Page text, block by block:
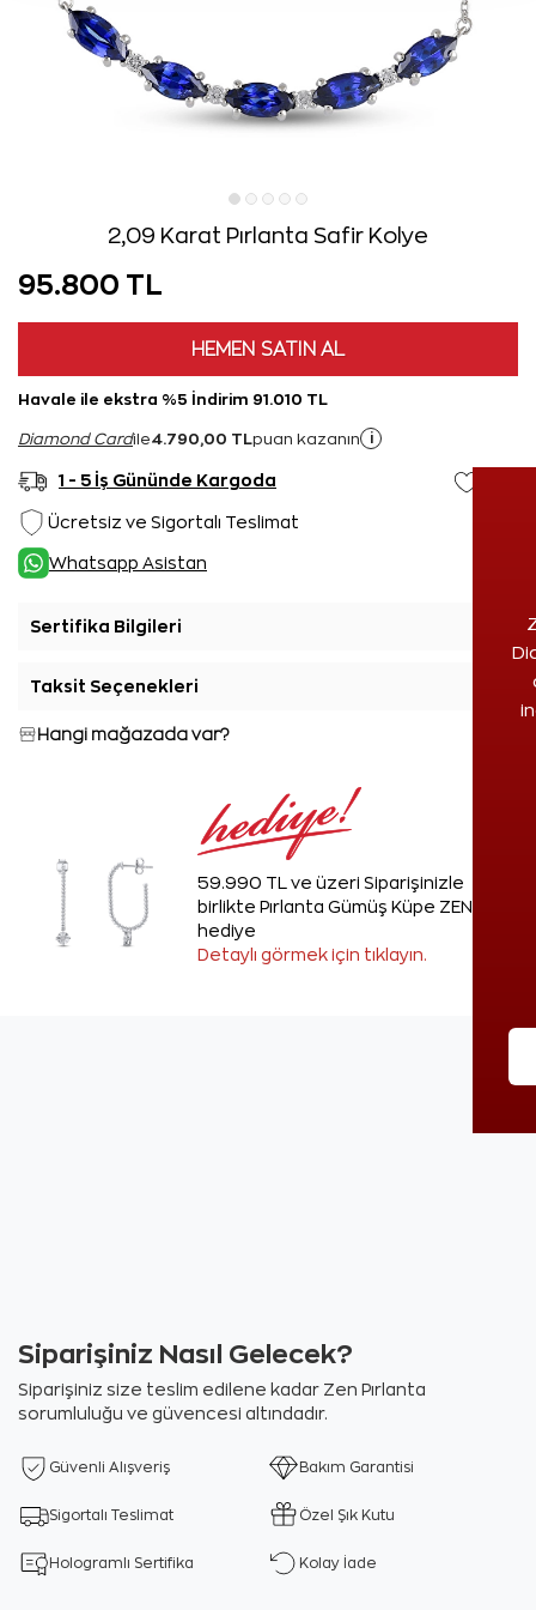
2,09 Karat Pırlanta Safir Kolye
95.800 TL
HEMEN SATIN AL
Havale ile ekstra %5 İndirim 91.010 TL
Diamond Cardile4.790,00 TL puan kazanın i
1 - 5 İş Gününde Kargoda
Ücretsiz ve Sigortalı Teslimat
Whatsapp Asistan
Sertifika Bilgileri
Taksit Seçenekleri
Hangi mağazada var?
59.990 TL ve üzeri Siparişinizle
birlikte Pırlanta Gümüş Küpe ZEN'den
hediye
Detaylı görmek için tıklayın.
Siparişiniz Nasıl Gelecek?
Siparişiniz size teslim edilene kadar Zen Pırlanta
sorumluluğu ve güvencesi altındadır.
Güvenli Alışveriş Bakım Garantisi
Sigortalı Teslimat Özel Şık Kutu
Hologramlı Sertifika Kolay İade